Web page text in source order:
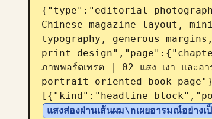
{"type":"editorial
Chinese magazine layout,
typography, generous
print
ภาพพอร์ตเทรต | 02 แสง เงา แล
portrait-oriented book
แสงส่องผ่านเส้นผม\nเผยอารมณ์อย่างเ